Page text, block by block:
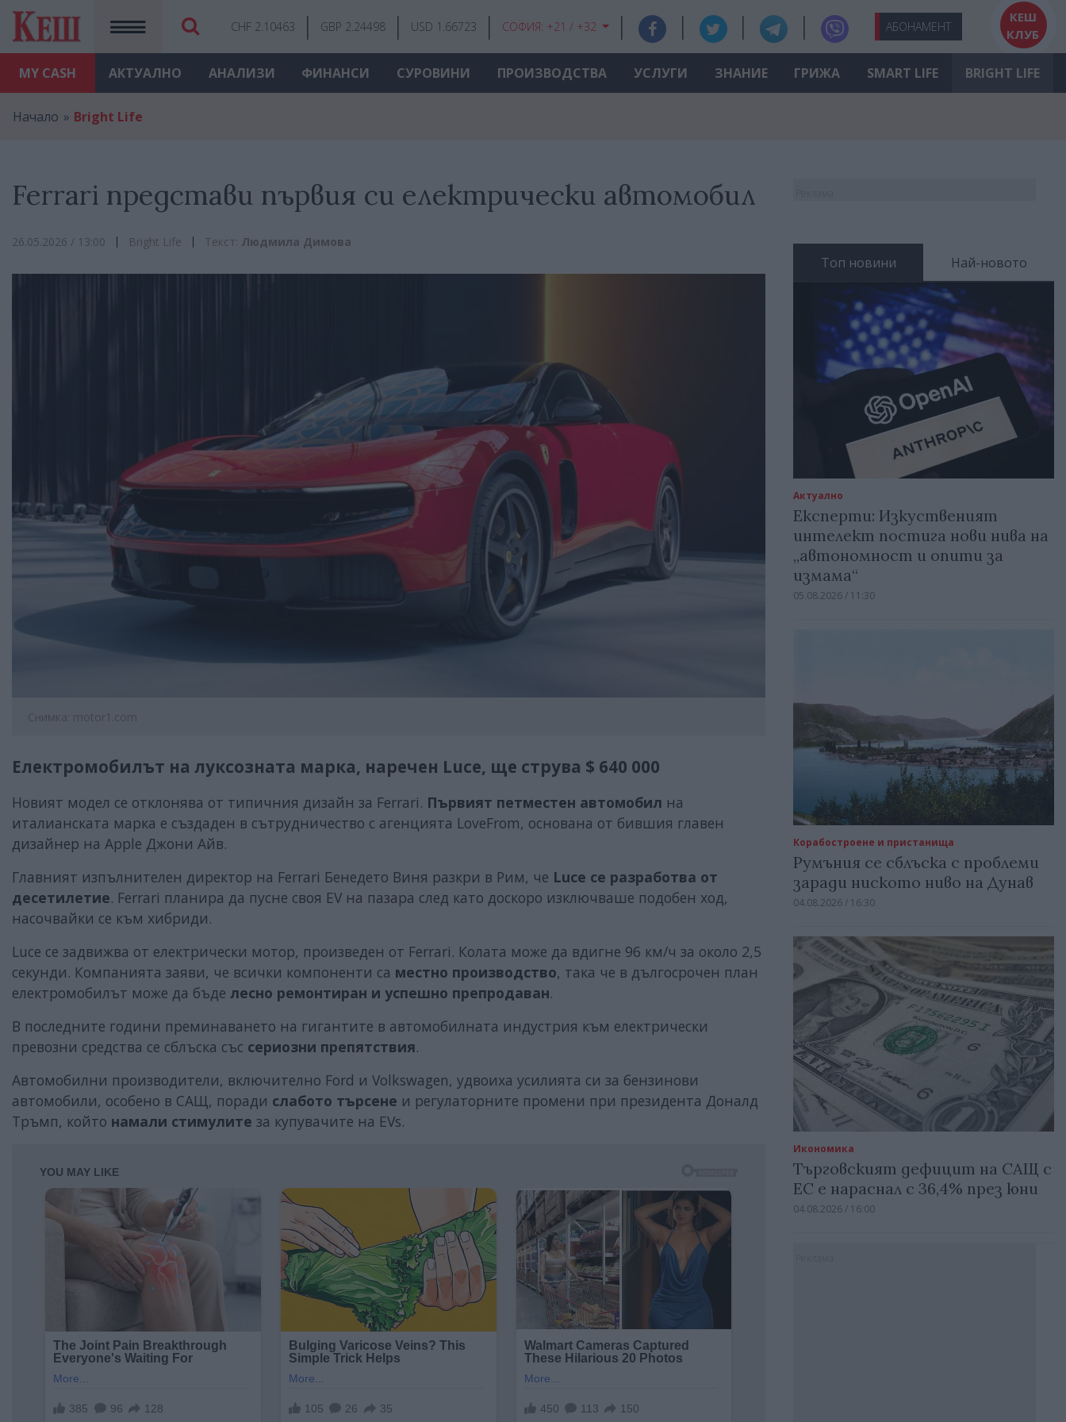
MY CASH
CHF 2.10463 GBP 2.24498 USD 1.66723 СОФИЯ: +21 / +32 АБОНАМЕНТ
КЕШ
КЛУБ
АКТУАЛНО АНАЛИЗИ ФИНАНСИ СУРОВИНИ ПРОИЗВОДСТВА УСЛУГИ ЗНАНИЕ ГРИЖА SMART LIFE BRIGHT LIFE
Начало Bright Life
Ferrari представи първия си електрически автомобил
26.05.2026 / 13:00 Bright Life Текст: Людмила Димова
Снимка: motor1.com
Електромобилът на луксозната марка, наречен Luce, ще струва $ 640 000
Новият модел се отклонява от типичния дизайн за Ferrari. Първият петместен автомобил на
италианската марка е създаден в сътрудничество с агенцията LoveFrom, основана от бившия главен
дизайнер на Apple Джони Айв.
Главният изпълнителен директор на Ferrari Бенедето Виня разкри в Рим, че Luce се разработва от
десетилетие. Ferrari планира да пусне своя EV на пазара след като доскоро изключваше подобен ход,
насочвайки се към хибриди.
Luce се задвижва от електрически мотор, произведен от Ferrari. Колата може да вдигне 96 км/ч за около 2,5
секунди. Компанията заяви, че всички компоненти са местно производство, така че в дългосрочен план
електромобилът може да бъде лесно ремонтиран и успешно препродаван.
В последните години преминаването на гигантите в автомобилната индустрия към електрически
превозни средства се сблъска със сериозни препятствия.
Автомобилни производители, включително Ford и Volkswagen, удвоиха усилията си за бензинови
автомобили, особено в САЩ, поради слабото търсене и регулаторните промени при президента Доналд
Тръмп, който намали стимулите за купувачите на EVs.
Топ новини Най-новото
Актуално
Експерти: Изкуственият
интелект постига нови нива на
„автономност и опити за
измама“
05.08.2026 / 11:30
Корабостроене и пристанища
Румъния се сблъска с проблеми
заради ниското ниво на Дунав
04.08.2026 / 16:30
Икономика
Търговският дефицит на САЩ с
ЕС е нараснал с 36,4% през юни
04.08.2026 / 16:00